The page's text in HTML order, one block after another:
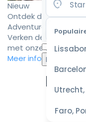
Faro,
Nieuw
Ontdek de mooiste
Adventures
Verken de mooiste
met onze
Meer informatie